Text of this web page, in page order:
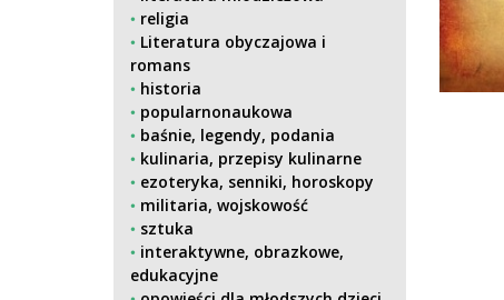
religia
Literatura obyczajowa i
romans
historia
popularnonaukowa
baśnie, legendy, podania
kulinaria, przepisy kulinarne
ezoteryka, senniki, horoskopy
militaria, wojskowość
sztuka
interaktywne, obrazkowe,
edukacyjne